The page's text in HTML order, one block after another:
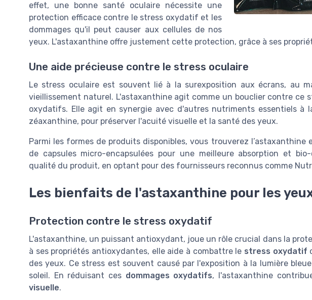
effet, une bonne santé oculaire nécessite une
protection efficace contre le stress oxydatif et les
dommages qu'il peut causer aux cellules de nos
yeux. L'astaxanthine offre justement cette protection, grâce à ses
Une aide précieuse contre le stress oculaire
Le stress oculaire est souvent lié à la surexposition aux écrans, au
vieillissement naturel. L'astaxanthine agit comme un bouclier contre ce
oxydatifs. Elle agit en synergie avec d'autres nutriments essentiels à
zéaxanthine, pour préserver l'acuité visuelle et la santé des yeux.
Parmi les formes de produits disponibles, vous trouverez
de capsules micro-encapsulées pour une meilleure absorption et
qualité du produit, en optant pour des fournisseurs reconnus comme
Les bienfaits de l'astaxanthine pour les
Protection contre le stress oxydatif
L'astaxanthine, un puissant antioxydant, joue un rôle crucial dans la
à ses propriétés antioxydantes, elle aide à combattre le stress oxydatif
des yeux. Ce stress est souvent causé par l'exposition à la lumière
soleil. En réduisant ces dommages oxydatifs, l'astaxanthine
visuelle.